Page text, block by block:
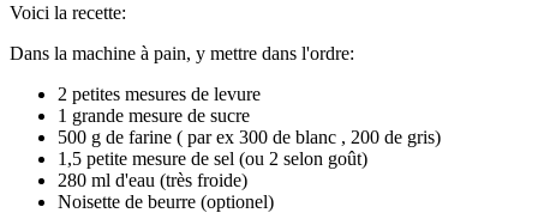
Voici la recette:
Dans la machine à pain, y mettre dans l'ordre:
2 petites mesures de levure
1 grande mesure de sucre
500 g de farine ( par ex 300 de blanc , 200 de gris)
1,5 petite mesure de sel (ou 2 selon goût)
280 ml d'eau (très froide)
Noisette de beurre (optionel)